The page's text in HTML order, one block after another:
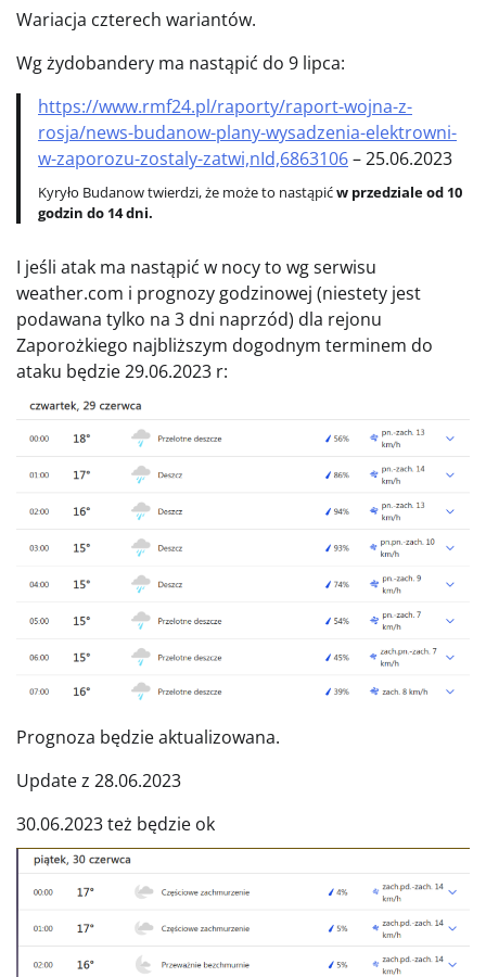
Wariacja czterech wariantów.
Wg żydobandery ma nastąpić do 9 lipca:
https://www.rmf24.pl/raporty/raport-wojna-z-
rosja/news-budanow-plany-wysadzenia-elektrowni-
w-zaporozu-zostaly-zatwi,nId,6863106– 25.06.2023
Kyryło Budanow twierdzi, że może to nastąpićw przedziale od 10
godzin do 14 dni.
I jeśli atak ma nastąpić w nocy to wg serwisu
weather.com i prognozy godzinowej (niestety jest
podawana tylko na 3 dni naprzód) dla rejonu
Zaporożkiego najbliższym dogodnym terminem do
ataku będzie 29.06.2023 r:
Prognoza będzie aktualizowana.
Update z 28.06.2023
30.06.2023 też będzie ok